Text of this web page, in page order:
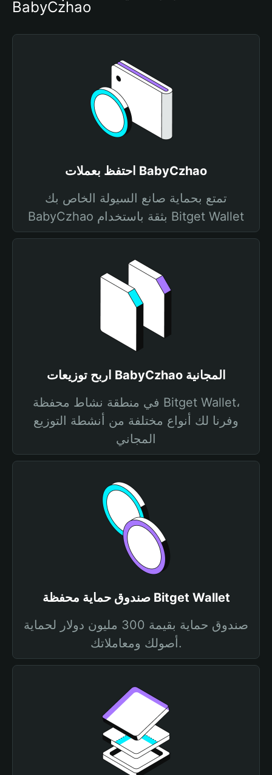
BabyCzhao
احتفظ بعملات BabyCzhao
تمتع بحماية صانع السيولة الخاص بك
BabyCzhao بثقة باستخدام Bitget Wallet
اربح توزيعات BabyCzhao المجانية
في منطقة نشاط محفظة Bitget Wallet،
وفرنا لك أنواع مختلفة من أنشطة التوزيع
المجاني
صندوق حماية محفظة Bitget Wallet
صندوق حماية بقيمة 300 مليون دولار لحماية
أصولك ومعاملاتك.